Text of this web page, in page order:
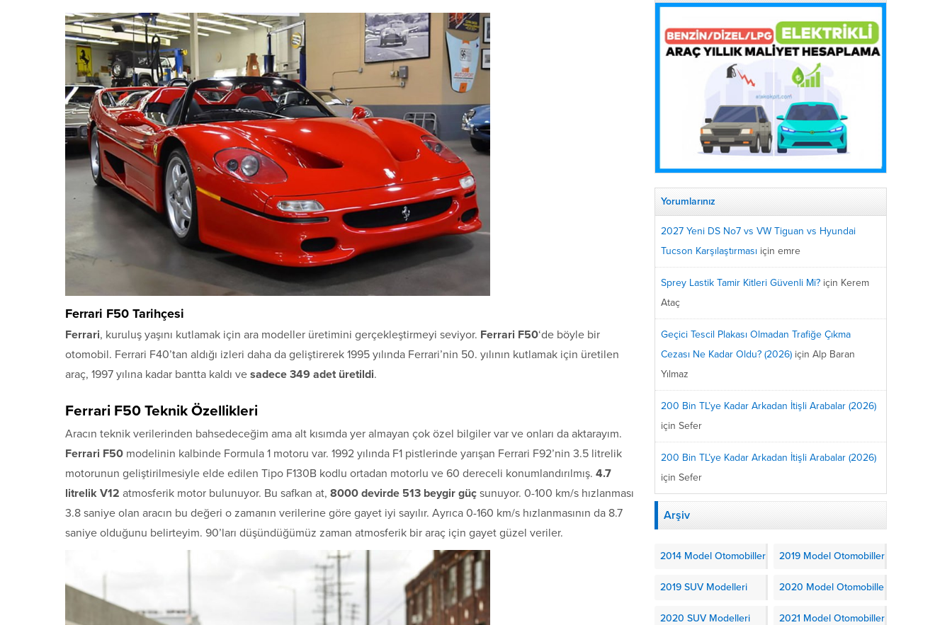
Ferrari F50 Tarihçesi
Ferrari, kuruluş yaşını kutlamak için ara modeller üretimini gerçekleştirmeyi seviyor. Ferrari F50‘de böyle bir
otomobil. Ferrari F40’tan aldığı izleri daha da geliştirerek 1995 yılında Ferrari’nin 50. yılının kutlamak için üretilen
araç, 1997 yılına kadar bantta kaldı ve sadece 349 adet üretildi.
Ferrari F50 Teknik Özellikleri
Aracın teknik verilerinden bahsedeceğim ama alt kısımda yer almayan çok özel bilgiler var ve onları da aktarayım.
Ferrari F50 modelinin kalbinde Formula 1 motoru var. 1992 yılında F1 pistlerinde yarışan Ferrari F92’nin 3.5 litrelik
motorunun geliştirilmesiyle elde edilen Tipo F130B kodlu ortadan motorlu ve 60 dereceli konumlandırılmış. 4.7
litrelik V12 atmosferik motor bulunuyor. Bu safkan at, 8000 devirde 513 beygir güç sunuyor. 0-100 km/s hızlanması
3.8 saniye olan aracın bu değeri o zamanın verilerine göre gayet iyi sayılır. Ayrıca 0-160 km/s hızlanmasının da 8.7
saniye olduğunu belirteyim. 90’ları düşündüğümüz zaman atmosferik bir araç için gayet güzel veriler.
Yorumlarınız
2027 Yeni DS No7 vs VW Tiguan vs Hyundai
Tucson Karşılaştırması için emre
Sprey Lastik Tamir Kitleri Güvenli Mi? için Kerem
Ataç
Geçici Tescil Plakası Olmadan Trafiğe Çıkma
Cezası Ne Kadar Oldu? (2026) için Alp Baran
Yılmaz
200 Bin TL’ye Kadar Arkadan İtişli Arabalar (2026)
için Sefer
200 Bin TL’ye Kadar Arkadan İtişli Arabalar (2026)
için Sefer
Arşiv
2014 Model Otomobiller 2019 Model Otomobiller
2019 SUV Modelleri 2020 Model Otomobiller
2020 SUV Modelleri 2021 Model Otomobiller